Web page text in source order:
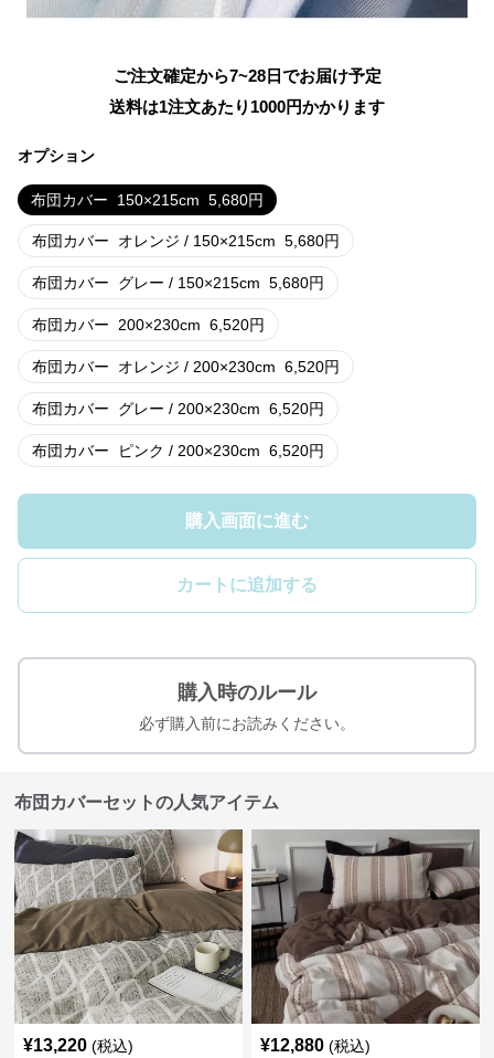
ご注文確定から7~28日でお届け予定
送料は1注文あたり 1000円かかります
オプション
布団カバー 150×215cm 5,680円
布団カバー オレンジ / 150×215cm 5,680円
布団カバー グレー / 150×215cm 5,680円
布団カバー 200×230cm 6,520円
布団カバー オレンジ / 200×230cm 6,520円
布団カバー グレー / 200×230cm 6,520円
布団カバー ピンク / 200×230cm 6,520円
購入画面に進む
カートに追加する
購入時のルール
必ず購入前にお読みください。
布団カバーセットの人気アイテム
¥13,220 (税込) ¥12,880 (税込)